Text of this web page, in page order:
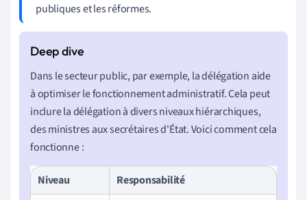
publiques et les réformes.
Dans le secteur public, par exemple, la délégation aide
à optimiser le fonctionnement administratif. Cela peut
inclure la délégation à divers niveaux hiérarchiques,
des ministres aux secrétaires d'État. Voici comment cela
fonctionne :
Niveau Responsabilité